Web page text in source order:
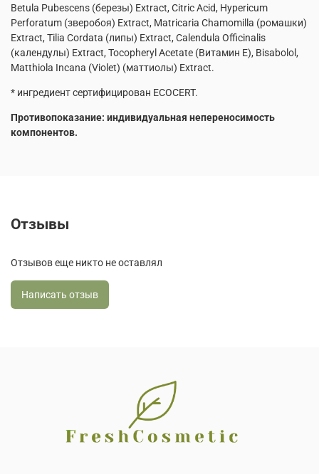
Betula Pubescens (березы) Extract, Citric Acid, Hypericum
Perforatum (зверобоя) Extract, Matricaria Chamomilla (ромашки)
Extract, Tilia Cordata (липы) Extract, Calendula Officinalis
(календулы) Extract, Tocopheryl Acetate (Витамин Е), Bisabolol,
Matthiola Incana (Violet) (маттиолы) Extract.
* ингредиент сертифицирован ECOCERT.
Противопоказание: индивидуальная непереносимость
компонентов.
Отзывы
Отзывов еще никто не оставлял
Написать отзыв